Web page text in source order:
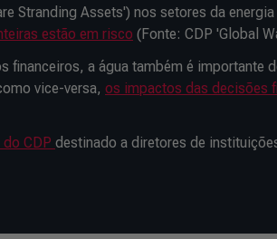
Stranding Assets') nos setores da
estão em risco (Fonte: CDP 'Global
financeiros, a água também é importante
vice-versa, os impactos das decisões
CDP destinado a diretores de